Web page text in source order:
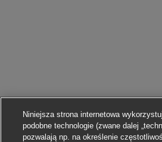
Niniejsza strona internetowa
podobne technologie (zwane dalej
pozwalają np. na określenie